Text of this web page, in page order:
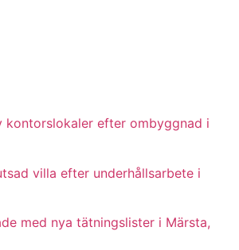
kontorslokaler efter ombyggnad i
villa efter underhållsarbete i
med nya tätningslister i Märsta,